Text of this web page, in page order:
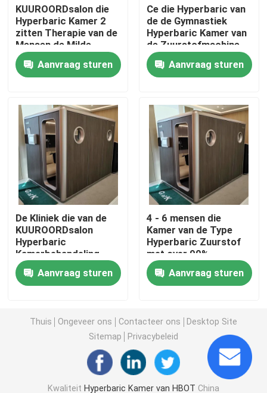
Verzoek om een Citaat
Hyperbaric Kamer van HBOT
Omgekeerde het Verouderen Hyperbaric Kamer
1.3 ATA Hyperbaric
Hardshell Hyperbaric Kamer
Het zitten Hyperbaric Kamer
Hyperbaric Terugwinning van Kamersporten
Kamer van de Monoplace Hyperbaric Zuurstof
Multiplace Hyperbaric Kamer
KUUROORDsalon die
Hyperbaric Kamer 2
zitten Therapie van de
Mensen de Milde
Hyperbaric Zuurstof
Aanvraag sturen
Ce die Hyperbaric van
de de Gymnastiek
Hyperbaric Kamer van
de Zuurstofmachine
Gekronkelde Zorg
zittenAanvraag sturen
De Kliniek die van de
KUUROORDsalon
Hyperbaric
Kamerbehandeling
voor
Sportblessureterugwinning
zitten
Aanvraag sturen
4 - 6 mensen die
Kamer van de Type
Hyperbaric Zuurstof
met over 90%-
Zuurstoflevering
zittenAanvraag sturen
Thuis Ongeveer ons Contacteer ons
Desktop Site
Sitemap
Privacybeleid
Kwaliteit Hyperbaric Kamer van HBOT China